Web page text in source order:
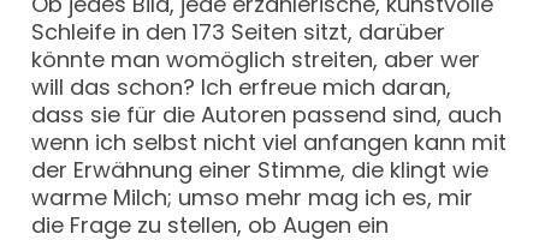
Schleife in den 173 Seiten sitzt, darüber
könnte man womöglich streiten, aber wer
will das schon? Ich erfreue mich daran,
dass sie für die Autoren passend sind, auch
wenn ich selbst nicht viel anfangen kann mit
der Erwähnung einer Stimme, die klingt wie
warme Milch; umso mehr mag ich es, mir
die Frage zu stellen, ob Augen ein